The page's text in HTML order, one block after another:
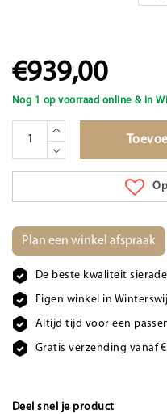
€939,00
Nog 1 op voorraad online & in
Plan een winkel afspraak
De beste kwaliteit
Eigen winkel in
Altijd tijd voor een
Gratis verzending vanaf
Deel snel je product